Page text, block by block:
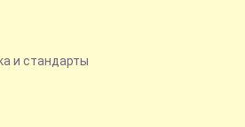
и стандарты